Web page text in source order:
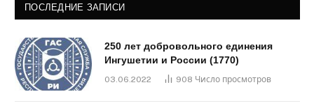
ПОСЛЕДНИЕ ЗАПИСИ
250 лет добровольного единения
Ингушетии и России (1770)
03.06.2022 908 Число просмотров